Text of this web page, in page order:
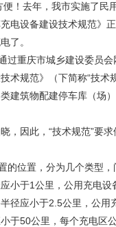
去年，我市实施了民
设备建设技术规范》
了。
重庆市城乡建设委员会
规范》（下简称“技术
建筑物配建停车库（场
因此，“技术规范”要
位置，分为几个类型，
于1公里，公用充电设
应小于2.5公里，公用
50公里，每个充电区